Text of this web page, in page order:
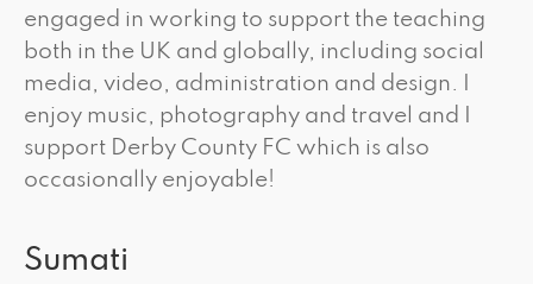
engaged in working to support the teaching
both in the UK and globally, including social
media, video, administration and design. I
enjoy music, photography and travel and I
support Derby County FC which is also
occasionally enjoyable!
Sumati